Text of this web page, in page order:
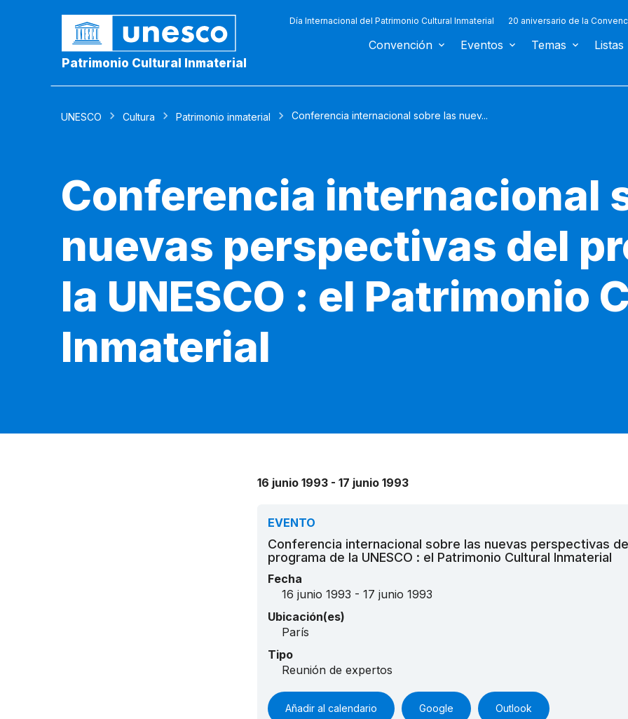
Patrimonio Cultural Inmaterial
Día Internacional del Patrimonio Cultural Inmaterial 20 aniversario de la
Convención Eventos Temas Listas
UNESCO Cultura Patrimonio inmaterial Conferencia internacional sobre las nuev...
Conferencia internacional
nuevas perspectivas del
la UNESCO : el Patrimonio
Inmaterial
16 junio 1993 - 17 junio 1993
EVENTO
Conferencia internacional sobre las nuevas perspectivas
programa de la UNESCO : el Patrimonio Cultural Inmaterial
Fecha
16 junio 1993 - 17 junio 1993
Ubicación(es)
París
Tipo
Reunión de expertos
Añadir al calendario Google Outlook